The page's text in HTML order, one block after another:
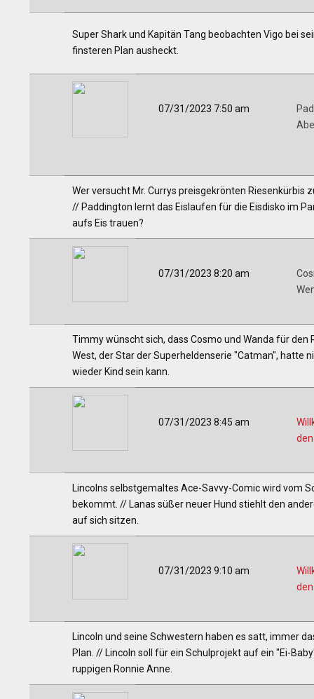
Super Shark und Kapitän Tang beobachten Vigo bei
finsteren Plan ausheckt.
07/31/2023 7:50 am
Wer versucht Mr. Currys preisgekrönten Riesenkürbis
// Paddington lernt das Eislaufen für die Eisdisko im
aufs Eis trauen?
07/31/2023 8:20 am
Timmy wünscht sich, dass Cosmo und Wanda für
West, der Star der Superheldenserie "Catman", hatte
wieder Kind sein kann.
07/31/2023 8:45 am
Lincolns selbstgemaltes Ace-Savvy-Comic wird vom
bekommt. // Lanas süßer neuer Hund stiehlt den
auf sich sitzen.
07/31/2023 9:10 am
Lincoln und seine Schwestern haben es satt, immer
Plan. // Lincoln soll für ein Schulprojekt auf ein "Ei-
ruppigen Ronnie Anne.